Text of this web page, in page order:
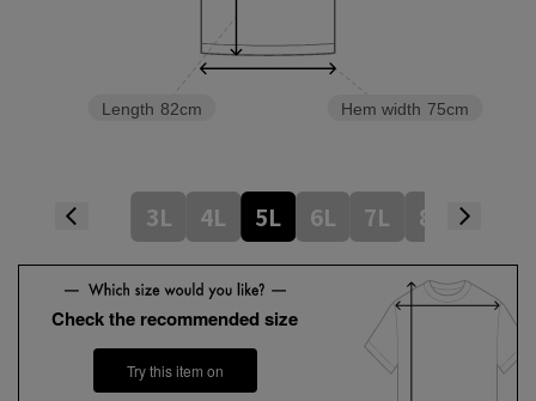
Hem width 75cm
Length 82cm
3L 4L 5L 6L 7L 8L
Check the recommended size
Try this item on